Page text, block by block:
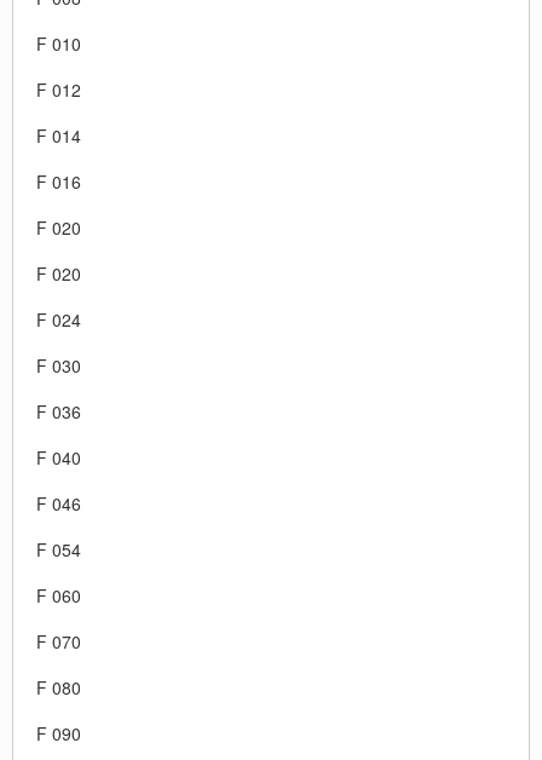
F 010
F 012
F 014
F 016
F 020
F 020
F 024
F 030
F 036
F 040
F 046
F 054
F 060
F 070
F 080
F 090